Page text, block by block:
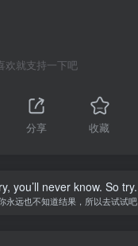
欢就支持一下吧
分享 收藏
you’ll never know. So try.
永远也不知道结果，所以去试试吧